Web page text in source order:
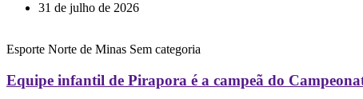
31 de julho de 2026
Esporte Norte de Minas Sem categoria
Equipe infantil de Pirapora é a campeã do